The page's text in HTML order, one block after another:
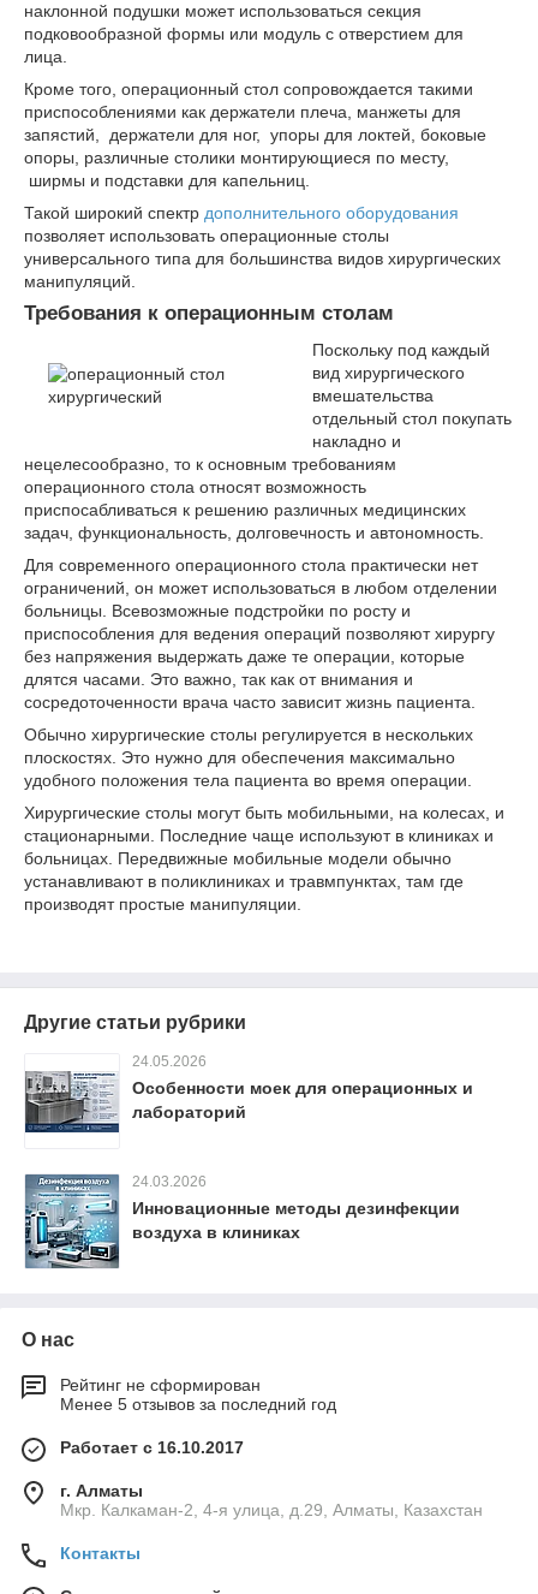
наклонной подушки может использоваться секция
подковообразной формы или модуль с отверстием для
лица.
Кроме того, операционный стол сопровождается такими
приспособлениями как держатели плеча, манжеты для
запястий, держатели для ног, упоры для локтей, боковые
опоры, различные столики монтирующиеся по месту,
ширмы и подставки для капельниц.
Такой широкий спектр дополнительного оборудования
позволяет использовать операционные столы
универсального типа для большинства видов хирургических
манипуляций.
Требования к операционным столам
Поскольку под каждый
вид хирургического
вмешательства
отдельный стол покупать
накладно и
нецелесообразно, то к основным требованиям
операционного стола относят возможность
приспосабливаться к решению различных медицинских
задач, функциональность, долговечность и автономность.
Для современного операционного стола практически нет
ограничений, он может использоваться в любом отделении
больницы. Всевозможные подстройки по росту и
приспособления для ведения операций позволяют хирургу
без напряжения выдержать даже те операции, которые
длятся часами. Это важно, так как от внимания и
сосредоточенности врача часто зависит жизнь пациента.
Обычно хирургические столы регулируется в нескольких
плоскостях. Это нужно для обеспечения максимально
удобного положения тела пациента во время операции.
Хирургические столы могут быть мобильными, на колесах, и
стационарными. Последние чаще используют в клиниках и
больницах. Передвижные мобильные модели обычно
устанавливают в поликлиниках и травмпунктах, там где
производят простые манипуляции.
Другие статьи рубрики
24.05.2026
Особенности моек для операционных и
лабораторий
24.03.2026
Инновационные методы дезинфекции
воздуха в клиниках
О нас
Рейтинг не сформирован
Менее 5 отзывов за последний год
Работает с 16.10.2017
г. Алматы
Мкр. Калкаман-2, 4-я улица, д.29, Алматы, Казахстан
Контакты